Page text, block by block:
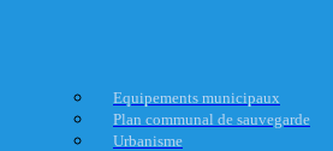
Equipements municipaux
Plan communal de sauvegarde
Urbanisme